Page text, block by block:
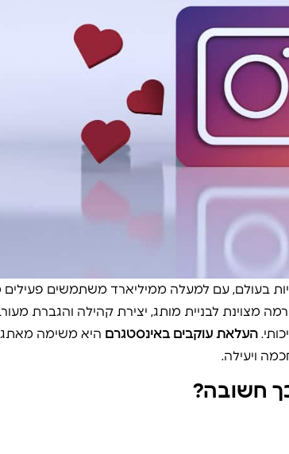
בעולם, עם למעלה ממיליארד משתמשים פעילים
מצוינת לבניית מותג, יצירת קהילה והגברת
העלאת עוקבים באינסטגרם היא משימה
ויעילה.
חשובה?